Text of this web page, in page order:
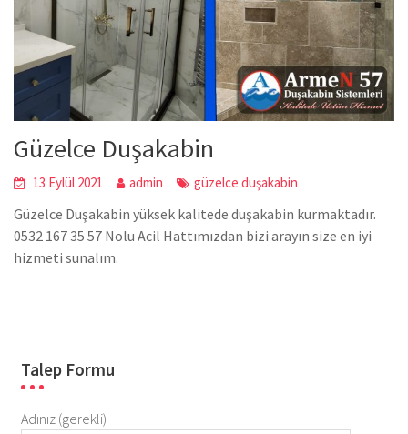
Güzelce Duşakabin
13 Eylül 2021 admin güzelce duşakabin
Güzelce Duşakabin yüksek kalitede duşakabin kurmaktadır.
0532 167 35 57 Nolu Acil Hattımızdan bizi arayın size en iyi
hizmeti sunalım.
Talep Formu
Adınız (gerekli)